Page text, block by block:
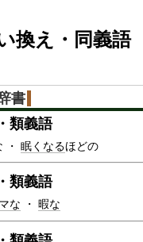
4
1
%
換え・同義語
書
類義語
・ 眠くなるほどの
類義語
な ・ 暇な